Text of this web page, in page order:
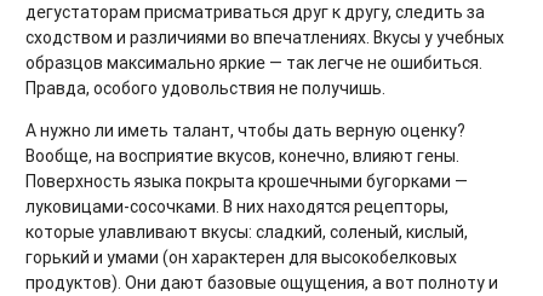
дегустаторам присматриваться друг к другу, следить за
сходством и различиями во впечатлениях. Вкусы у учебных
образцов максимально яркие — так легче не ошибиться.
Правда, особого удовольствия не получишь.
А нужно ли иметь талант, чтобы дать верную оценку?
Вообще, на восприятие вкусов, конечно, влияют гены.
Поверхность языка покрыта крошечными бугорками —
луковицами-сосочками. В них находятся рецепторы,
которые улавливают вкусы: сладкий, соленый, кислый,
горький и умами (он характерен для высокобелковых
продуктов). Они дают базовые ощущения, а вот полноту и